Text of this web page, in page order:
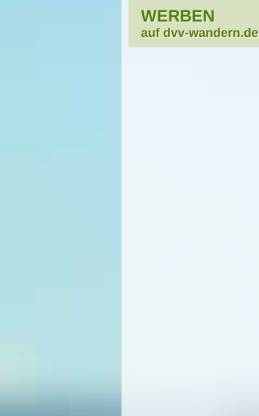
WERBEN
auf dvv-wandern.de